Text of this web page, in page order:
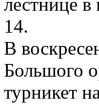
лестнице
14.
В
Большого
турникет